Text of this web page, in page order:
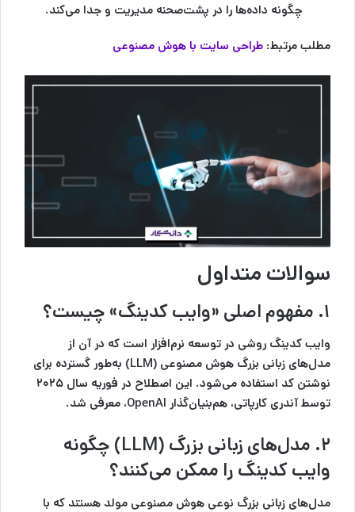
چگونه داده‌ها را در پشت‌صحنه مدیریت و جدا می‌کند.
مطلب مرتبط: طراحی سایت با هوش مصنوعی
سوالات متداول
۱. مفهوم اصلی «وایب کدینگ» چیست؟
وایب کدینگ روشی در توسعه نرم‌افزار است که در آن از
مدل‌های زبانی بزرگ هوش مصنوعی (LLM) به‌طور گسترده برای
نوشتن کد استفاده می‌شود. این اصطلاح در فوریه سال ۲۰۲۵
توسط آندری کارپاتی، هم‌بنیان‌گذار OpenAI، معرفی شد.
۲. مدل‌های زبانی بزرگ (LLM) چگونه
وایب کدینگ را ممکن می‌کنند؟
مدل‌های زبانی بزرگ نوعی هوش مصنوعی مولد هستند که با